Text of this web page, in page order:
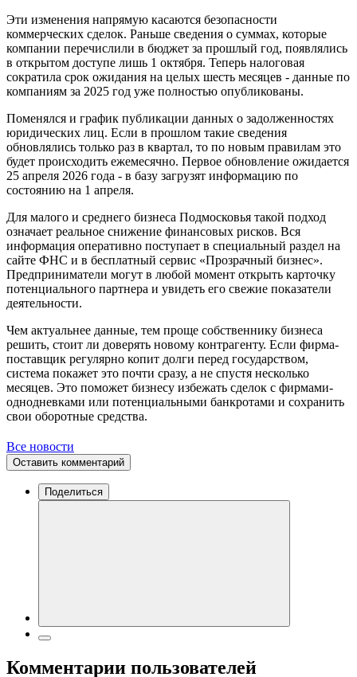
Эти изменения напрямую касаются безопасности
коммерческих сделок. Раньше сведения о суммах, которые
компании перечислили в бюджет за прошлый год, появлялись
в открытом доступе лишь 1 октября. Теперь налоговая
сократила срок ожидания на целых шесть месяцев - данные по
компаниям за 2025 год уже полностью опубликованы.
Поменялся и график публикации данных о задолженностях
юридических лиц. Если в прошлом такие сведения
обновлялись только раз в квартал, то по новым правилам это
будет происходить ежемесячно. Первое обновление ожидается
25 апреля 2026 года - в базу загрузят информацию по
состоянию на 1 апреля.
Для малого и среднего бизнеса Подмосковья такой подход
означает реальное снижение финансовых рисков. Вся
информация оперативно поступает в специальный раздел на
сайте ФНС и в бесплатный сервис «Прозрачный бизнес».
Предприниматели могут в любой момент открыть карточку
потенциального партнера и увидеть его свежие показатели
деятельности.
Чем актуальнее данные, тем проще собственнику бизнеса
решить, стоит ли доверять новому контрагенту. Если фирма-
поставщик регулярно копит долги перед государством,
система покажет это почти сразу, а не спустя несколько
месяцев. Это поможет бизнесу избежать сделок с фирмами-
однодневками или потенциальными банкротами и сохранить
свои оборотные средства.
Все новости
Оставить комментарий
Поделиться
Комментарии пользователей